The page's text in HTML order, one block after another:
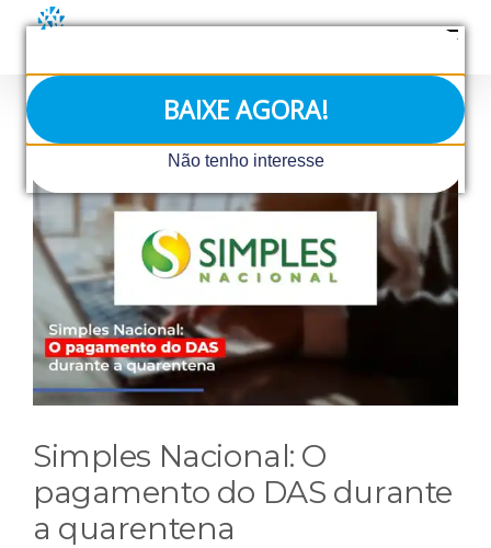
BAIXE AGORA!
Não tenho interesse
conteúdo
View
Larger
Image
Simples Nacional: O
pagamento do DAS durante
a quarentena